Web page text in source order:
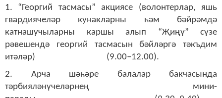
1. “Георгий тасмасы” акциясе (волонтерлар, яшь
гвардиячеләр кунакларны һәм бәйрәмдә
катнашучыларны каршы алып “Җиңү” сүзе
рәвешендә георгий тасмасын бәйләргә тәкъдим
итәләр) (9.00–12.00).
2. Арча шәһәре балалар бакчасында
тәрбияләнүчеләрнең мини-